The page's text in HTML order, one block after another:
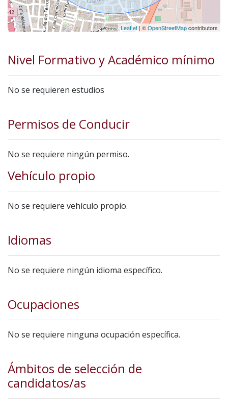
Leaflet| ©OpenStreetMapcontributors
Nivel Formativo y Académico mínimo
No se requieren estudios
Permisos de Conducir
No se requiere ningún permiso.
Vehículo propio
No se requiere vehículo propio.
Idiomas
No se requiere ningún idioma específico.
Ocupaciones
No se requiere ninguna ocupación específica.
Ámbitos de selección de
candidatos/as